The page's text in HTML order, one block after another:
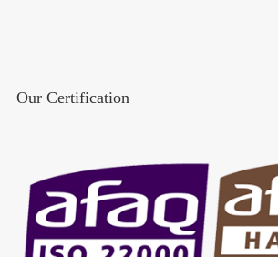
Our Certification